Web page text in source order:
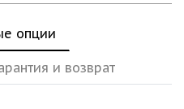
опции
и возврат